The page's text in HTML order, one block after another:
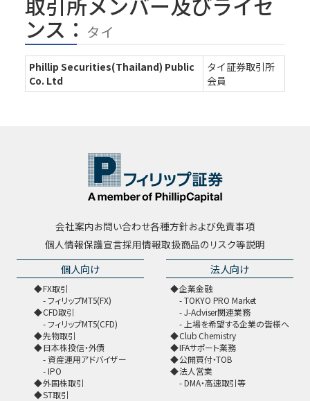
ンス： タイ
Phillip Securities(Thailand) Public
Co. Ltd
タイ証券取引所
会員
会社案内お問い合わせ各種方針および免責事項
個人情報保護宣言採用情報取扱商品のリスク等説明
個人向け
FX取引
フィリップMT5(FX)
CFD取引
フィリップMT5(CFD)
先物取引
日本株投信・外債
資産運用アドバイザー
IPO
外国株取引
ST取引
法人向け
企業金融
TOKYO PRO Market
J-Adviser関連業務
上場を希望する企業の皆様へ
Club Chemistry
IFAサポート業務
公開買付・TOB
法人営業
DMA・高速取引等